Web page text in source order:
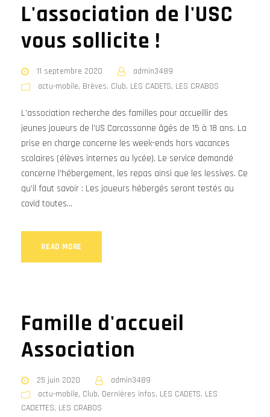
L'association de l'USC
vous sollicite !
11 septembre 2020
admin3489
actu-mobile, Brèves, Club, LES CADETS, LES CRABOS
L’association recherche des familles pour accueillir des
jeunes joueurs de l’US Carcassonne âgés de 15 à 18 ans. La
prise en charge concerne les week-ends hors vacances
scolaires (élèves internes au lycée). Le service demandé
concerne l’hébergement, les repas ainsi que les lessives. Ce
qu’il faut savoir : Les joueurs hébergés seront testés au
covid toutes...
READ MORE
Famille d'accueil
Association
25 juin 2020
admin3489
actu-mobile, Club, Dernières infos, LES CADETS, LES
CADETTES, LES CRABOS